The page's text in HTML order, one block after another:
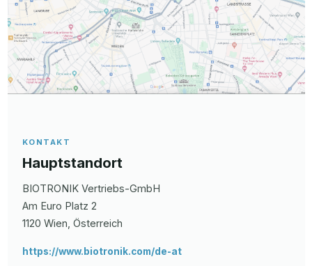
KONTAKT
Hauptstandort
BIOTRONIK Vertriebs-GmbH
Am Euro Platz 2
1120 Wien , Österreich
https://www.biotronik.com/de-at